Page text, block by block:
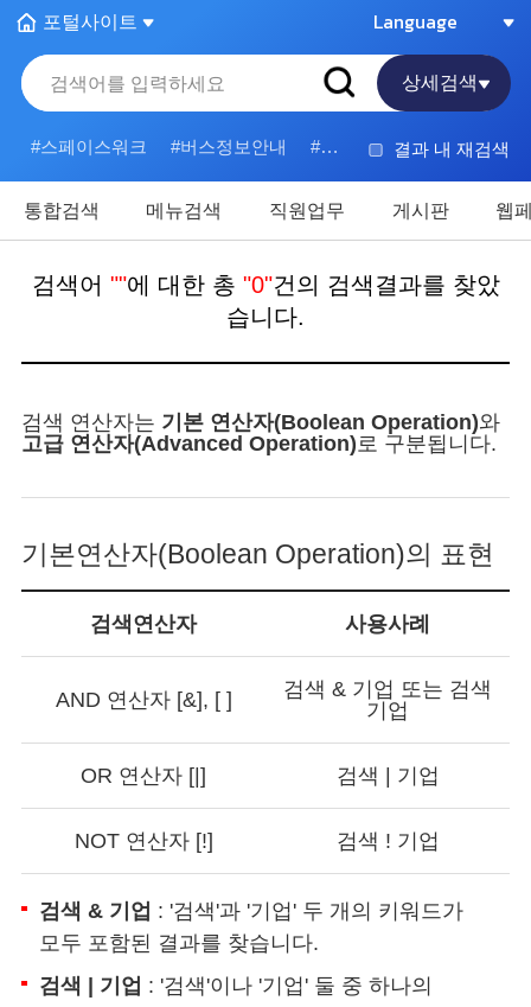
포털사이트
포
털
사
트
바
로
가
열
Language
외
국
어
이
트
로
기
스페이스워크 버스정보안내 포항사랑상품권 채용
결과 내 재검색
상세검색
통합검색 메뉴검색 직원업무 게시판 웹
검색어 에 대한 총 0 건의 검색결과를 찾았
습니다.
검색 연산자는 기본 연산자(Boolean Operation)와
고급 연산자(Advanced Operation) 로 구분됩니다.
기본연산자(Boolean Operation)의 표현
자
(Boolean
의
안
내
검색연산자 사용사례
AND 연산자 [&], [ ]
검색 & 기업 또는 검색
기업
OR 연산자 [|] 검색 | 기업
NOT 연산자 [!] 검색 ! 기업
검색 & 기업 : '검색'과 '기업' 두 개의 키워드가
모두 포함된 결과를 찾습니다.
검색 | 기업 : '검색'이나 '기업' 둘 중 하나의